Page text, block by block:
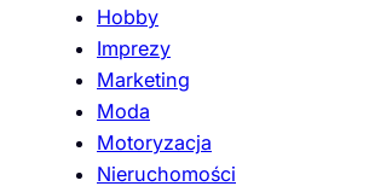
Hobby
Imprezy
Marketing
Moda
Motoryzacja
Nieruchomości